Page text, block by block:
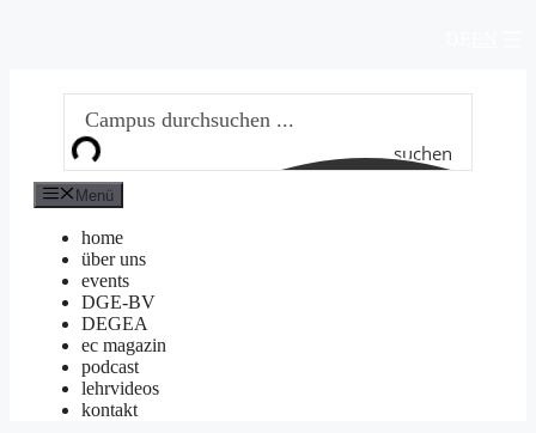
suchen
Menü
home
über uns
events
DGE-BV
DEGEA
ec magazin
podcast
lehrvideos
kontakt